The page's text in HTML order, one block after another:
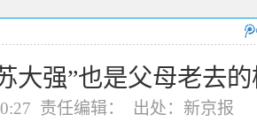
大强”也是父母老去
责任编辑： 出处：新京报